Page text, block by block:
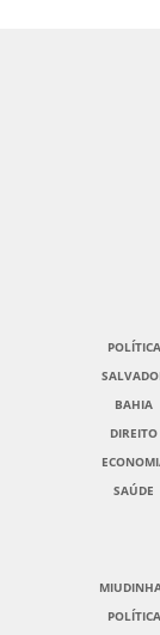
POLÍTICA
BAHIA
DIREITO
SAÚDE
POLÍTICA